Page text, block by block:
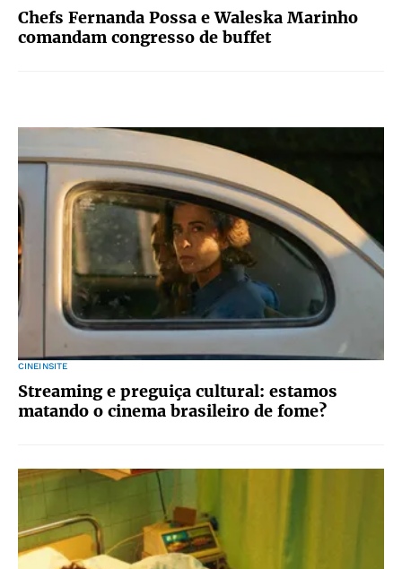
Chefs Fernanda Possa e Waleska Marinho
comandam congresso de buffet
CINEINSITE
Streaming e preguiça cultural: estamos
matando o cinema brasileiro de fome?